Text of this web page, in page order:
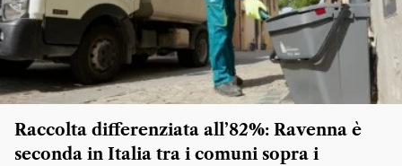
Raccolta differenziata all’82%: Ravenna è
seconda in Italia tra i comuni sopra i